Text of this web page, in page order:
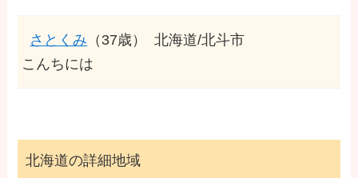
さとくみ （37歳）
北海道/北斗市
こんちには
北海道の詳細地域